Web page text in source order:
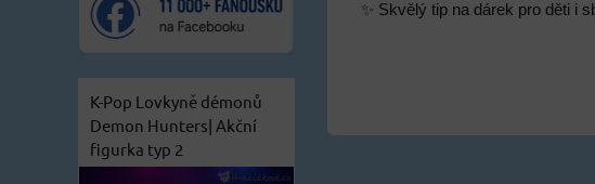
✨ Skvělý tip na dárek pro děti i
K-Pop Lovkyně démonů
Demon Hunters| Akční
figurka typ 2